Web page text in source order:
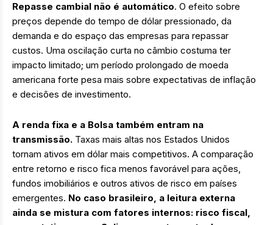
Repasse cambial não é automático. O efeito sobre
preços depende do tempo de dólar pressionado, da
demanda e do espaço das empresas para repassar
custos. Uma oscilação curta no câmbio costuma ter
impacto limitado; um período prolongado de moeda
americana forte pesa mais sobre expectativas de inflação
e decisões de investimento.
A renda fixa e a Bolsa também entram na
transmissão. Taxas mais altas nos Estados Unidos
tornam ativos em dólar mais competitivos. A comparação
entre retorno e risco fica menos favorável para ações,
fundos imobiliários e outros ativos de risco em países
emergentes. No caso brasileiro, a leitura externa
ainda se mistura com fatores internos: risco fiscal,